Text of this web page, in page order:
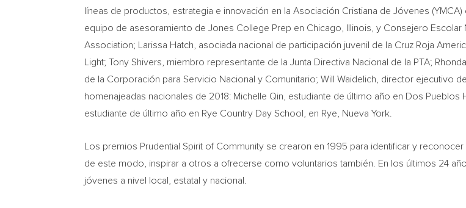
líneas de productos, estrategia e innovación en la Asociación Cristiana de Jóvenes
equipo de asesoramiento de Jones College Prep en Chicago, Illinois , y Consejero
Association;
Larissa Hatch , asociada nacional de participación juvenil de la Cruz Roja
Light; Tony Shivers , miembro representante de la Junta Directiva Nacional de la PTA;
de la Corporación para Servicio Nacional y Comunitario; Will Waidelich , director ejecutivo
homenajeadas nacionales de 2018: Michelle Qin , estudiante de último año en Dos Pueblos
estudiante de último año en Rye Country Day School, en Rye,
Nueva York
Los premios Prudential Spirit of Community se crearon en 1995 para identificar y
de este modo, inspirar a otros a ofrecerse como voluntarios también. En los últimos 24
jóvenes a nivel local, estatal y nacional.